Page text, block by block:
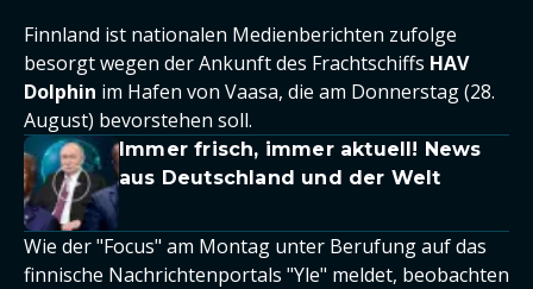
Finnland ist nationalen Medienberichten zufolge
besorgt wegen der Ankunft des Frachtschiffs HAV
Dolphin im Hafen von Vaasa, die am Donnerstag (28.
August) bevorstehen soll.
Immer frisch, immer aktuell! News
aus Deutschland und der Welt
Wie der "Focus" am Montag unter Berufung auf das
finnische Nachrichtenportals "Yle" meldet, beobachten